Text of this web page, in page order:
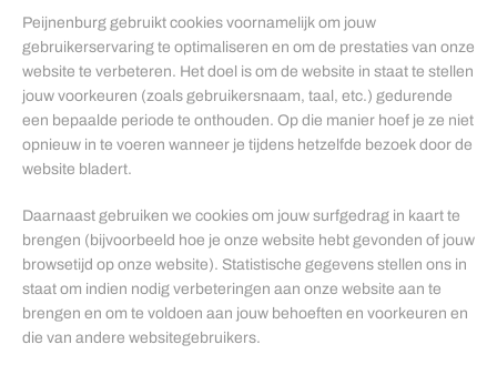
Peijnenburg gebruikt cookies voornamelijk om jouw
gebruikerservaring te optimaliseren en om de prestaties van onze
website te verbeteren. Het doel is om de website in staat te stellen
jouw voorkeuren (zoals gebruikersnaam, taal, etc.) gedurende
een bepaalde periode te onthouden. Op die manier hoef je ze niet
opnieuw in te voeren wanneer je tijdens hetzelfde bezoek door de
website bladert.
Daarnaast gebruiken we cookies om jouw surfgedrag in kaart te
brengen (bijvoorbeeld hoe je onze website hebt gevonden of jouw
browsetijd op onze website). Statistische gegevens stellen ons in
staat om indien nodig verbeteringen aan onze website aan te
brengen en om te voldoen aan jouw behoeften en voorkeuren en
die van andere websitegebruikers.